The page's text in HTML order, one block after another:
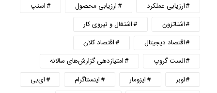
ارزیابی عملکرد
ارزیابی محصول
اسنپ
اشتاتزون
اشتغال و نیروی کار
اقتصاد دیجیتال
اقتصاد کلان
الست گروپ
امتیازدهی گزارش‌های سالانه
اوبر
ایزومار اینستاگرام
ای‌بی